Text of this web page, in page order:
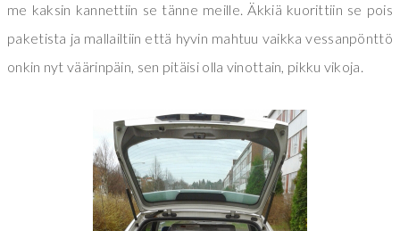
me kaksin kannettiin se tänne meille. Äkkiä kuorittiin se pois
paketista ja mallailtiin että hyvin mahtuu vaikka vessanpönttö
onkin nyt väärinpäin, sen pitäisi olla vinottain, pikku vikoja.